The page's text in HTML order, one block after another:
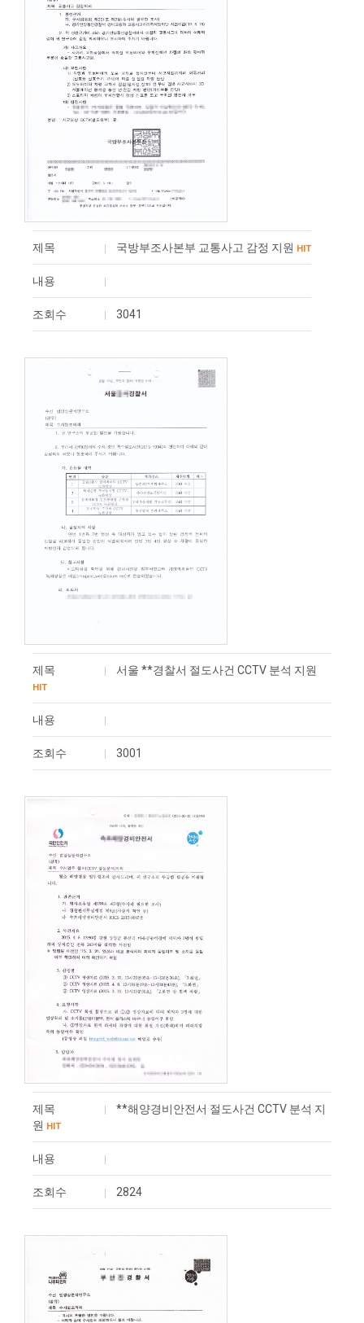
제목 국방부조사본부 교통사고 감정 지원 HIT
내용
조회수 3041
제목 서울 **경찰서 절도사건 CCTV 분석 지원
HIT
내용
조회수 3001
제목
**해양경비안전서 절도사건 CCTV 분석 지
원 HIT
내용
조회수 2824